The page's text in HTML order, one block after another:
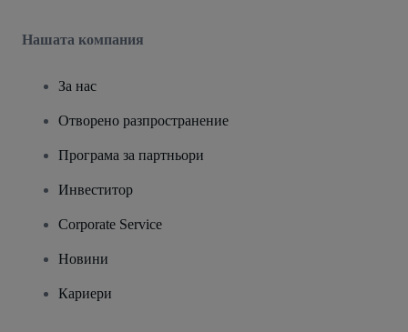
Нашата компания
За нас
Отворено разпространение
Програма за партньори
Инвеститор
Corporate Service
Новини
Кариери